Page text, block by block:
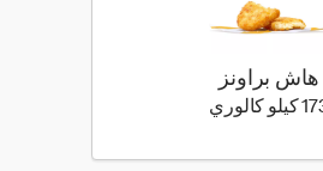
هاش براونز
كالوري 173 كيلو سعرة حرارية